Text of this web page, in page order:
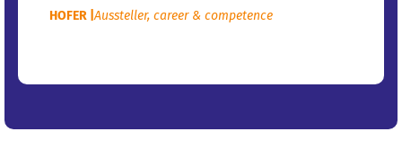
HOFER |Aussteller, career & competence